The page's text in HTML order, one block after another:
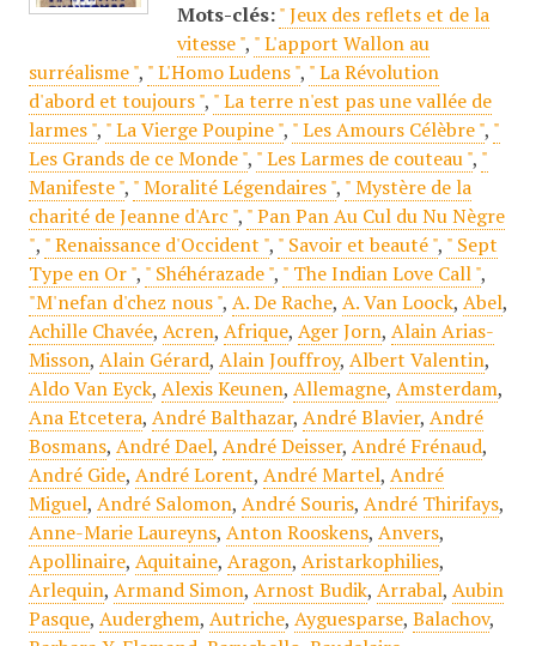
Mots-clés: " Jeux des reflets et de la
vitesse ", " L'apport Wallon au
surréalisme ", " L'Homo Ludens ", " La Révolution
d'abord et toujours ", " La terre n'est pas une vallée de
larmes ", " La Vierge Poupine ", " Les Amours Célèbre ", "
Les Grands de ce Monde ", " Les Larmes de couteau ", "
Manifeste ", " Moralité Légendaires ", " Mystère de la
charité de Jeanne d'Arc ", " Pan Pan Au Cul du Nu Nègre
", " Renaissance d'Occident ", " Savoir et beauté ", " Sept
Type en Or ", " Shéhérazade ", " The Indian Love Call ",
"M'nefan d'chez nous ", A. De Rache, A. Van Loock, Abel,
Achille Chavée, Acren, Afrique, Ager Jorn, Alain Arias-
Misson, Alain Gérard, Alain Jouffroy, Albert Valentin,
Aldo Van Eyck, Alexis Keunen, Allemagne, Amsterdam,
Ana Etcetera, André Balthazar, André Blavier, André
Bosmans, André Dael, André Deisser, André Frénaud,
André Gide, André Lorent, André Martel, André
Miguel, André Salomon, André Souris, André Thirifays,
Anne-Marie Laureyns, Anton Rooskens, Anvers,
Apollinaire, Aquitaine, Aragon, Aristarkophilies,
Arlequin, Armand Simon, Arnost Budik, Arrabal, Aubin
Pasque, Auderghem, Autriche, Ayguesparse, Balachov,